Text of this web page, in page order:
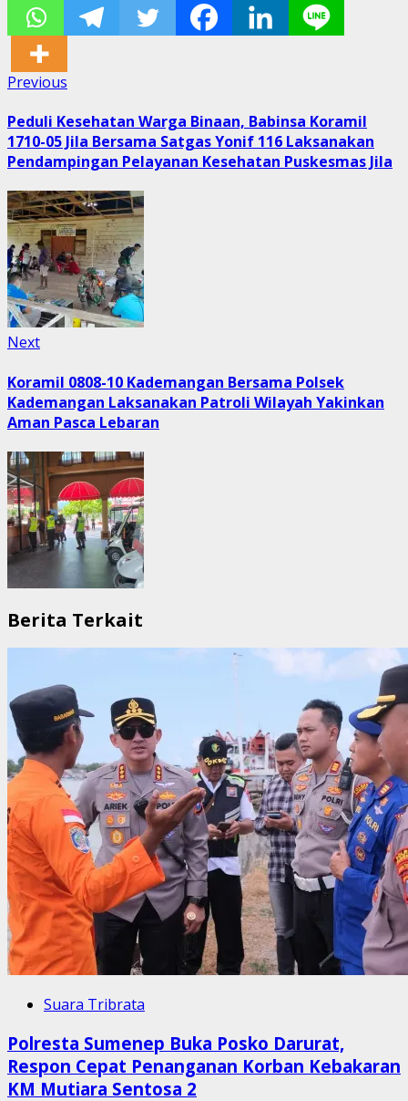
Post
navigation
Previous
Peduli Kesehatan Warga Binaan, Babinsa Koramil
1710-05 Jila Bersama Satgas Yonif 116 Laksanakan
Pendampingan Pelayanan Kesehatan Puskesmas Jila
NextNext
Koramil 0808-10 Kademangan Bersama Polsek
Kademangan Laksanakan Patroli Wilayah Yakinkan
Aman Pasca Lebaran
Berita Terkait
Suara Tribrata
Polresta Sumenep Buka Posko Darurat,
Respon Cepat Penanganan Korban Kebakaran
KM Mutiara Sentosa 2